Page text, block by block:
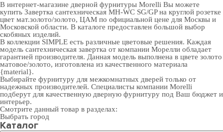
В интернет-магазине дверной фурнитуры Morelli Вы можете
купить Завертка сантехническая MH-WC SG/GP на круглой розетке
цвет мат.золото/золото, ЦАМ по официальной цене для Москвы и
Московской области. В каталоге предоставлен большой выбор
скобяных изделий.
В коллекции SIMPLE есть различные цветовые решения. Каждая
модель сантехническая завертка от компании Морелли обладает
гарантией производителя. Данная модель выполнена в цвете золото
матовое/золото, изготовлена из качественного материала
{material}.
Выбирайте фурнитуру для межкомнатных дверей только от
надежных производителей. Специалисты компании Morelli
подберут для качественную дверную фурнитуру под Ваш бюджет и
интерьер.
Смотрите данный товар в разделах:
Выбрать город
Каталог